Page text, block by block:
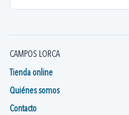
Grasas y Aceites SHIMANO
CAMPOS LORCA
Tienda online
Quiénes somos
Contacto